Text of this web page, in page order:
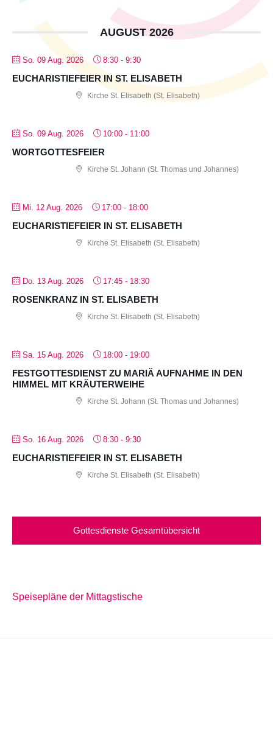
AUGUST 2026
So. 09 Aug. 2026 8:30 - 9:30
EUCHARISTIEFEIER IN ST. ELISABETH
Kirche St. Elisabeth (St. Elisabeth)
So. 09 Aug. 2026 10:00 - 11:00
WORTGOTTESFEIER
Kirche St. Johann (St. Thomas und Johannes)
Mi. 12 Aug. 2026 17:00 - 18:00
EUCHARISTIEFEIER IN ST. ELISABETH
Kirche St. Elisabeth (St. Elisabeth)
Do. 13 Aug. 2026 17:45 - 18:30
ROSENKRANZ IN ST. ELISABETH
Kirche St. Elisabeth (St. Elisabeth)
Sa. 15 Aug. 2026 18:00 - 19:00
FESTGOTTESDIENST ZU MARIÄ AUFNAHME IN DEN
HIMMEL MIT KRÄUTERWEIHE
Kirche St. Johann (St. Thomas und Johannes)
So. 16 Aug. 2026 8:30 - 9:30
EUCHARISTIEFEIER IN ST. ELISABETH
Kirche St. Elisabeth (St. Elisabeth)
Gottesdienste Gesamtübersicht
Speisepläne der Mittagstische